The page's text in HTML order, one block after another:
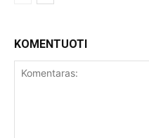
KOMENTUOTI